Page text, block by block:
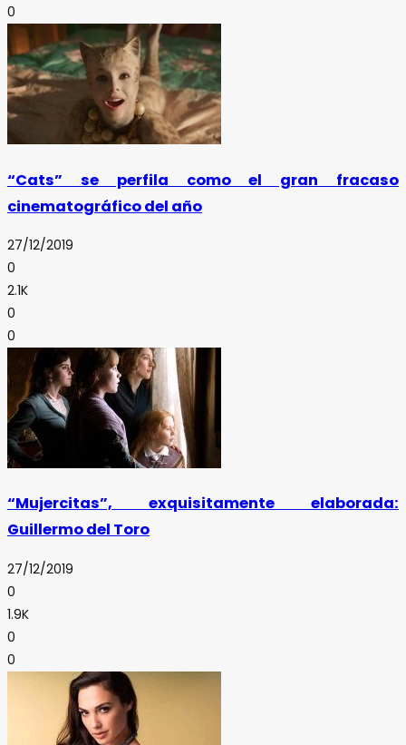
0
“Cats” se perfila como el gran fracaso
cinematográfico del año
27/12/2019
0
2.1K
0
0
“Mujercitas”, exquisitamente elaborada:
Guillermo del Toro
27/12/2019
0
1.9K
0
0